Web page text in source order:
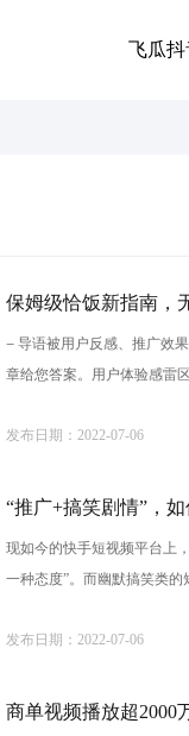
飞瓜抖
保姆级恰饭新指南，
- 导语被用户反感、推广效
章给您答案。用户体验感雷
发布日期：2022-07-06
“推广+搞笑剧情”，
现如今的快手短视频平台上
一种态度”。而幽默搞笑类
发布日期：2022-07-06
商单视频播放超2000